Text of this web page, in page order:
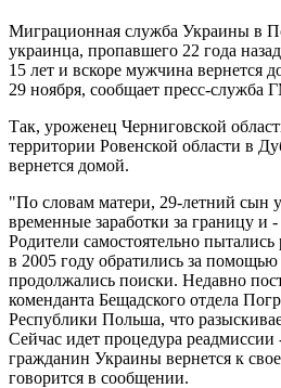
Миграционная служба Украины в
украинца, пропавшего 22 года
15 лет и вскоре мужчина вернется
29 ноября, сообщает пресс-
Так, уроженец Черниговской
территории Ровенской области в
вернется домой.
"По словам матери, 29-летний сын
временные заработки за границу и
Родители самостоятельно
в 2005 году обратились за
продолжались поиски. Недавно
коменданта Бещадского отдела
Республики Польша, что
Сейчас идет процедура реадмиссии
гражданин Украины вернется к
говорится в сообщении.